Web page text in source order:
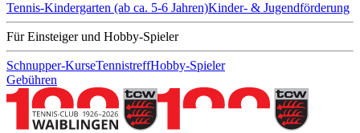
Tennis-Kindergarten (ab ca. 5-6 Jahren)Kinder- & Jugendförderung
Für Einsteiger und Hobby-Spieler
Schnupper-KurseTennistreffHobby-Spieler
Gebühren